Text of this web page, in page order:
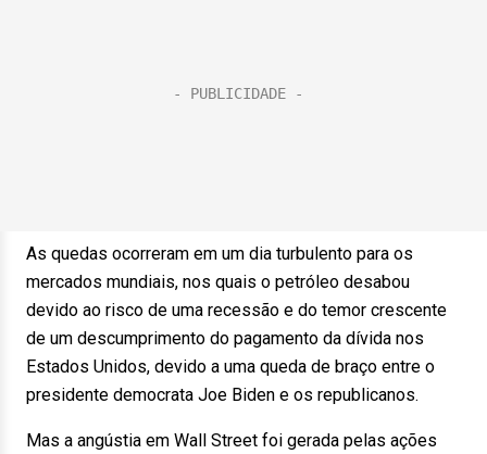
As quedas ocorreram em um dia turbulento para os
mercados mundiais, nos quais o petróleo desabou
devido ao risco de uma recessão e do temor crescente
de um descumprimento do pagamento da dívida nos
Estados Unidos, devido a uma queda de braço entre o
presidente democrata Joe Biden e os republicanos.
Mas a angústia em Wall Street foi gerada pelas ações